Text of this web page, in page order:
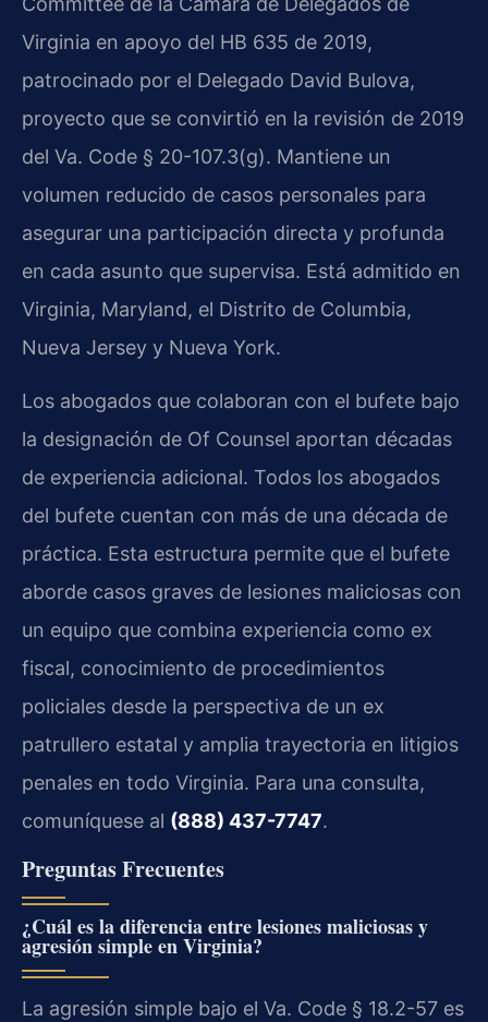
Virginia en apoyo del HB 635 de 2019,
patrocinado por el Delegado David Bulova,
proyecto que se convirtió en la revisión de 2019
del Va. Code § 20-107.3(g). Mantiene un
volumen reducido de casos personales para
asegurar una participación directa y profunda
en cada asunto que supervisa. Está admitido en
Virginia, Maryland, el Distrito de Columbia,
Nueva Jersey y Nueva York.
Los abogados que colaboran con el bufete bajo
la designación de Of Counsel aportan décadas
de experiencia adicional. Todos los abogados
del bufete cuentan con más de una década de
práctica. Esta estructura permite que el bufete
aborde casos graves de lesiones maliciosas con
un equipo que combina experiencia como ex
fiscal, conocimiento de procedimientos
policiales desde la perspectiva de un ex
patrullero estatal y amplia trayectoria en litigios
penales en todo Virginia. Para una consulta,
comuníquese al (888) 437-7747.
Preguntas Frecuentes
¿Cuál es la diferencia entre lesiones maliciosas y
agresión simple en Virginia?
La agresión simple bajo el Va. Code § 18.2-57 es